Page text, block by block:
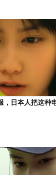
，日本人把这种